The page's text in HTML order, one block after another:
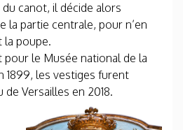
canot, il décide alors
la partie centrale, pour n’en
la poupe.
pour le Musée national de la
1899, les vestiges furent
Versailles en 2018.